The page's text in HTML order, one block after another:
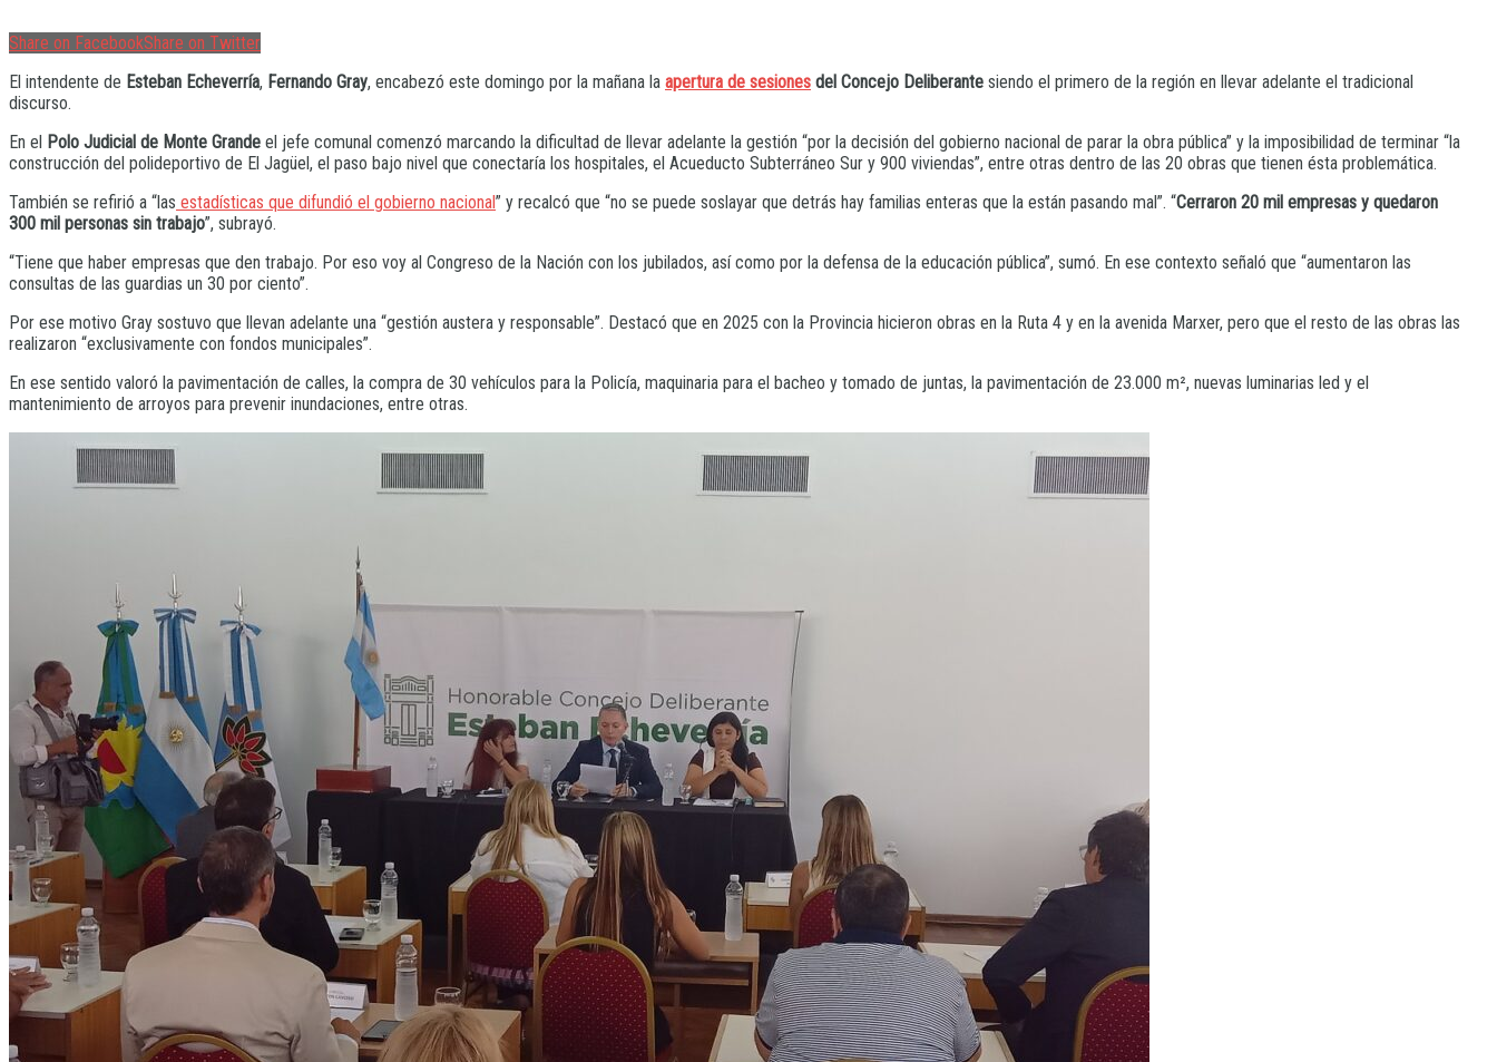
Share on FacebookShare on Twitter
El intendente de Esteban Echeverría, Fernando Gray, encabezó este domingo por la mañana la apertura de sesiones del Concejo Deliberante siendo el primero de la región en llevar adelante el tradicional
discurso.
En el Polo Judicial de Monte Grande el jefe comunal comenzó marcando la dificultad de llevar adelante la gestión “por la decisión del gobierno nacional de parar la obra pública” y la imposibilidad de terminar “la
construcción del polideportivo de El Jagüel, el paso bajo nivel que conectaría los hospitales, el Acueducto Subterráneo Sur y 900 viviendas”, entre otras dentro de las 20 obras que tienen ésta problemática.
También se refirió a “las estadísticas que difundió el gobierno nacional” y recalcó que “no se puede soslayar que detrás hay familias enteras que la están pasando mal”. “Cerraron 20 mil empresas y quedaron
300 mil personas sin trabajo”, subrayó.
“Tiene que haber empresas que den trabajo. Por eso voy al Congreso de la Nación con los jubilados, así como por la defensa de la educación pública”, sumó. En ese contexto señaló que “aumentaron las
consultas de las guardias un 30 por ciento”.
Por ese motivo Gray sostuvo que llevan adelante una “gestión austera y responsable”. Destacó que en 2025 con la Provincia hicieron obras en la Ruta 4 y en la avenida Marxer, pero que el resto de las obras las
realizaron “exclusivamente con fondos municipales”.
En ese sentido valoró la pavimentación de calles, la compra de 30 vehículos para la Policía, maquinaria para el bacheo y tomado de juntas, la pavimentación de 23.000 m², nuevas luminarias led y el
mantenimiento de arroyos para prevenir inundaciones, entre otras.